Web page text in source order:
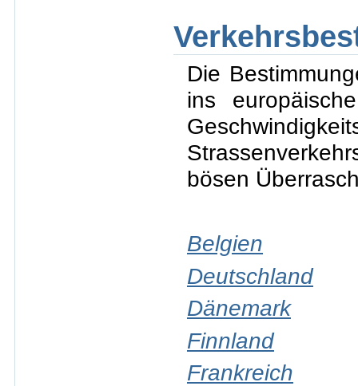
Die
ins
bösen
Belgien
Deutschland
Dänemark
Finnland
Frankreich